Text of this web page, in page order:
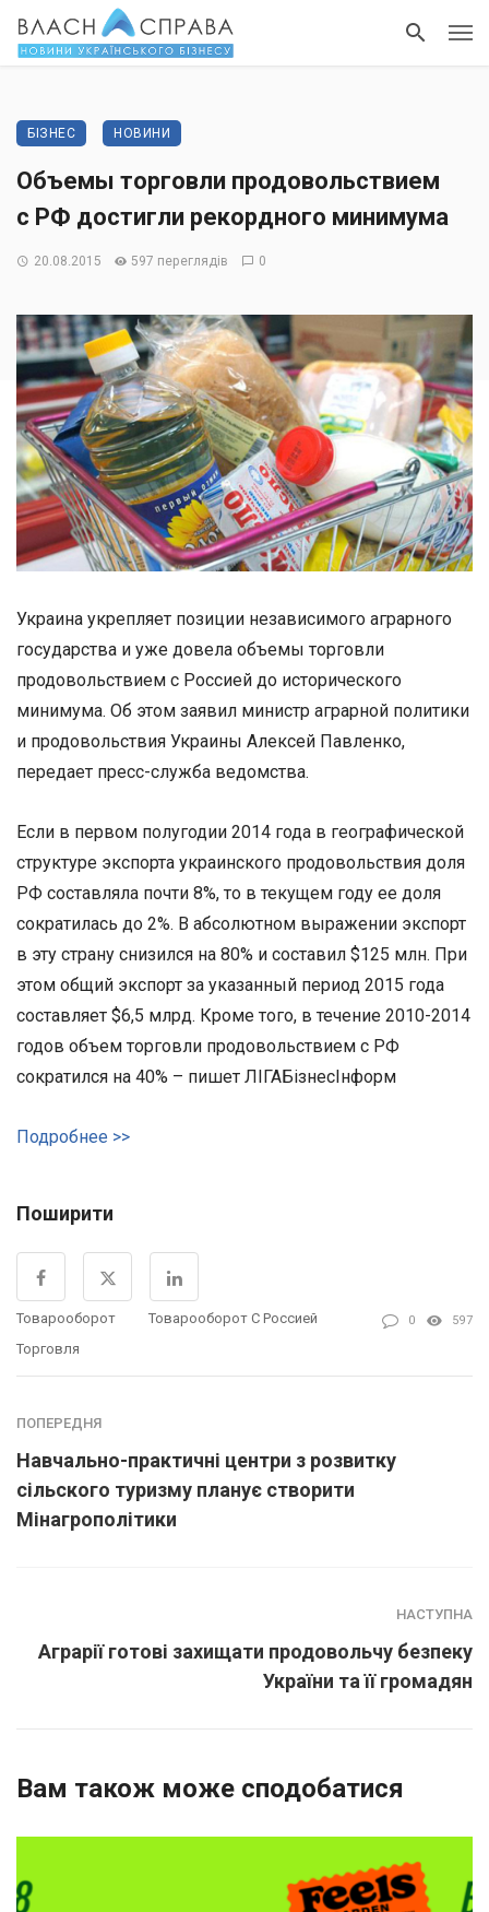
БІЗНЕС НОВИНИ
Объемы торговли продовольствием
с РФ достигли рекордного минимума
20.08.2015 597 переглядів 0
Украина укрепляет позиции независимого аграрного
государства и уже довела объемы торговли
продовольствием с Россией до исторического
минимума. Об этом заявил министр аграрной политики
и продовольствия Украины Алексей Павленко,
передает пресс-служба ведомства.
Если в первом полугодии 2014 года в географической
структуре экспорта украинского продовольствия доля
РФ составляла почти 8%, то в текущем году ее доля
сократилась до 2%. В абсолютном выражении экспорт
в эту страну снизился на 80% и составил $125 млн. При
этом общий экспорт за указанный период 2015 года
составляет $6,5 млрд. Кроме того, в течение 2010-2014
годов объем торговли продовольствием с РФ
сократился на 40% – пишет ЛIГАБiзнесIнформ
Подробнее >>
Поширити
Товарооборот
Товарооборот С Россией
Торговля
0 597
ПОПЕРЕДНЯ
Навчально-практичні центри з розвитку
сільского туризму планує створити
Мінагрополітики
НАСТУПНА
Аграрії готові захищати продовольчу безпеку
України та її громадян
Вам також може сподобатися